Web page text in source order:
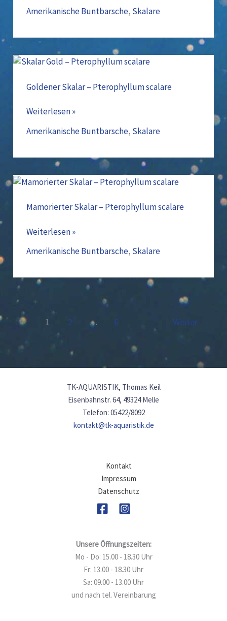
altum
Amerikanische Buntbarsche, Skalare
Goldener Skalar – Pterophyllum scalare
Goldener
–
scalare
Weiterlesen »
Amerikanische Buntbarsche, Skalare
Mamorierter Skalar – Pterophyllum scalare
Mamorierter
–
scalare
Weiterlesen »
Amerikanische Buntbarsche, Skalare
1 2 … 6 Weiter →
TK-AQUARISTIK, Thomas Keil
Eisenbahnstr. 64, 49324 Melle
Telefon: 05422/8092
kontakt@tk-aquaristik.de
Kontakt
Impressum
Datenschutz
Unsere Öffnungszeiten:
Mo - Do: 15.00 - 18.30 Uhr
Fr: 13.00 - 18.30 Uhr
Sa: 09.00 - 13.00 Uhr
und nach tel. Vereinbarung